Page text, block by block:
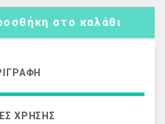
στο καλάθι
ΧΡΉΣΗΣ